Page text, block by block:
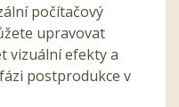
počítačový
upravovat
vizuální efekty a
postprodukce v